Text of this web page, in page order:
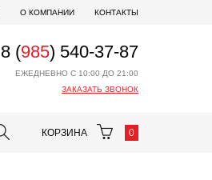
О КОМПАНИИ КОНТАКТЫ
8 (985) 540-37-87
ЕЖЕДНЕВНО С 10:00 ДО 21:00
ЗАКАЗАТЬ ЗВОНОК
КОРЗИНА 0